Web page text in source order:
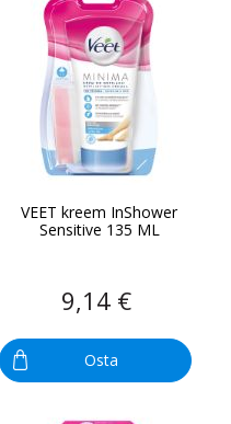
VEET kreem InShower
Sensitive 135 ML
9,14 €
Osta